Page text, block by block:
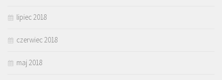
lipiec 2018
czerwiec 2018
maj 2018